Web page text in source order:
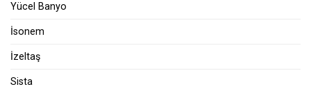
Yücel Banyo
İsonem
İzeltaş
Sista